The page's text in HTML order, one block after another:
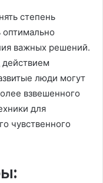
степень
важных решений.
люди могут
взвешенного
для
чувственного